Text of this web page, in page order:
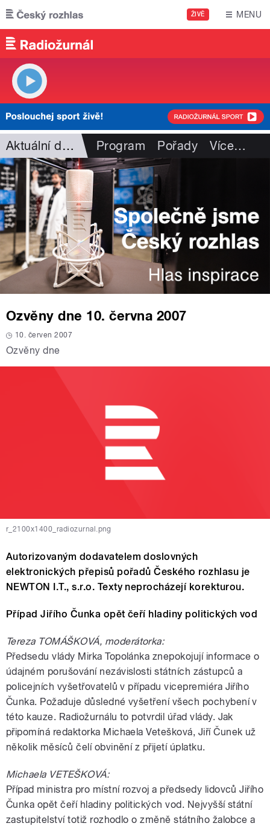
Přejít k hlavnímu obsahu
ŽIVĚ MENU
Aktuální dění Program Pořady Více…
Ozvěny dne 10. června 2007
10. červen 2007
Ozvěny dne
r_2100x1400_radiozurnal.png
Autorizovaným dodavatelem doslovných
elektronických přepisů pořadů Českého rozhlasu je
NEWTON I.T., s.r.o. Texty neprocházejí korekturou.
Případ Jiřího Čunka opět čeří hladiny politických vod
Tereza TOMÁŠKOVÁ, moderátorka:
Předsedu vlády Mirka Topolánka znepokojují informace o
údajném porušování nezávislosti státních zástupců a
policejních vyšetřovatelů v případu vicepremiéra Jiřího
Čunka. Požaduje důsledné vyšetření všech pochybení v
této kauze. Radiožurnálu to potvrdil úřad vlády. Jak
připomíná redaktorka Michaela Vetešková, Jiří Čunek už
několik měsíců čelí obvinění z přijetí úplatku.
Michaela VETEŠKOVÁ:
Případ ministra pro místní rozvoj a předsedy lidovců Jiřího
Čunka opět čeří hladiny politických vod. Nejvyšší státní
zastupitelství totiž rozhodlo o změně státního žalobce a